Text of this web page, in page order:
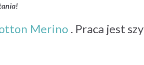
Merino . Praca jest